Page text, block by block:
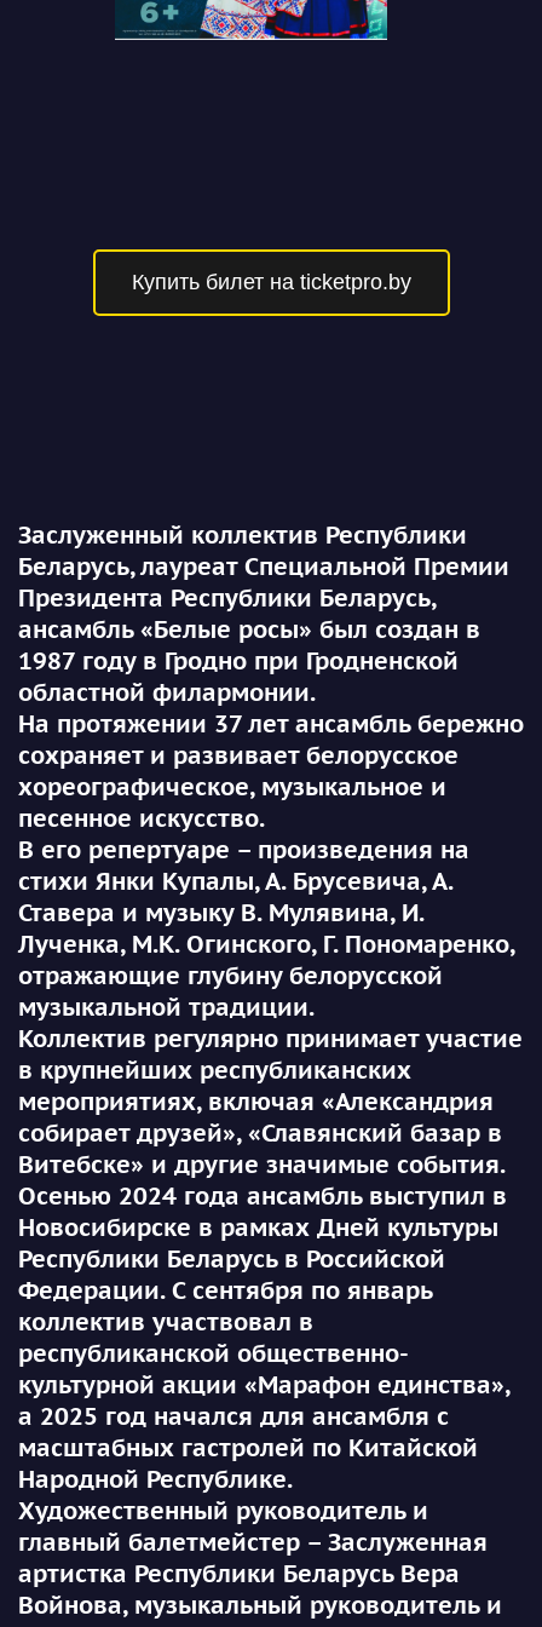
Купить билет на ticketpro.by
Заслуженный коллектив Республики
Беларусь, лауреат Специальной Премии
Президента Республики Беларусь,
ансамбль «Белые росы» был создан в
1987 году в Гродно при Гродненской
областной филармонии.
На протяжении 37 лет ансамбль бережно
сохраняет и развивает белорусское
хореографическое, музыкальное и
песенное искусство.
В его репертуаре – произведения на
стихи Янки Купалы, А. Брусевича, А.
Ставера и музыку В. Мулявина, И.
Лученка, М.К. Огинского, Г. Пономаренко,
отражающие глубину белорусской
музыкальной традиции.
Коллектив регулярно принимает участие
в крупнейших республиканских
мероприятиях, включая «Александрия
собирает друзей», «Славянский базар в
Витебске» и другие значимые события.
Осенью 2024 года ансамбль выступил в
Новосибирске в рамках Дней культуры
Республики Беларусь в Российской
Федерации. С сентября по январь
коллектив участвовал в
республиканской общественно-
культурной акции «Марафон единства»,
а 2025 год начался для ансамбля с
масштабных гастролей по Китайской
Народной Республике.
Художественный руководитель и
главный балетмейстер – Заслуженная
артистка Республики Беларусь Вера
Войнова, музыкальный руководитель и